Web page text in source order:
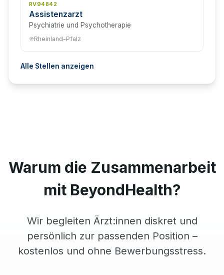
RV94842
Assistenzarzt
Psychiatrie und Psychotherapie
Rheinland-Pfalz
Alle Stellen anzeigen
Warum die Zusammenarbeit
mit BeyondHealth?
Wir begleiten Ärzt:innen diskret und
persönlich zur passenden Position –
kostenlos und ohne Bewerbungsstress.